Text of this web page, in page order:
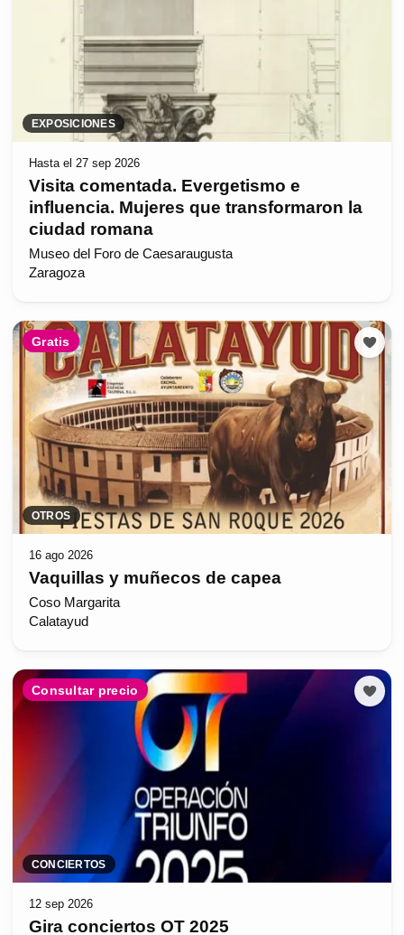
EXPOSICIONES
Hasta el 27 sep 2026
Visita comentada. Evergetismo e
influencia. Mujeres que transformaron la
ciudad romana
Museo del Foro de Caesaraugusta
Zaragoza
Gratis
OTROS
16 ago 2026
Vaquillas y muñecos de capea
Coso Margarita
Calatayud
Consultar precio
CONCIERTOS
12 sep 2026
Gira conciertos OT 2025